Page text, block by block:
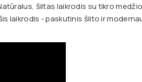
šiltas laikrodis su tikro
laikrodis - paskutinis šilto ir